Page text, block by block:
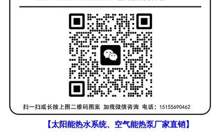
【太阳能热水系统、空气能热泵厂家直销】